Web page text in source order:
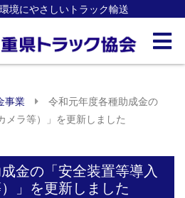
境にやさしいトラック輸送
事業
令和元年度各種助成金の
メラ等）」を更新しました
金の「安全装置等導入
」を更新しました